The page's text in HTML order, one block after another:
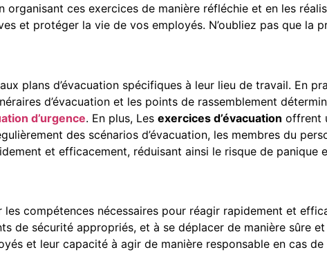
ces exercices de manière réfléchie et en les
et protéger la vie de vos employés. N’oubliez pas que la
plans d’évacuation spécifiques à leur lieu de travail. En
d’évacuation et les points de rassemblement
d’urgence. En plus, Les exercices d’évacuation offrent
des scénarios d’évacuation, les membres du
et efficacement, réduisant ainsi le risque de panique
compétences nécessaires pour réagir rapidement et
de sécurité appropriés, et à se déplacer de manière sûre
et leur capacité à agir de manière responsable en cas de